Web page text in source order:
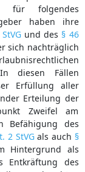
für folgendes
haben ihre
und des § 46
sich nachträglich
In diesen Fällen
Erfüllung aller
Erteilung der
Zweifel am
Befähigung des
2 StVGals auch §
Hintergrund als
Entkräftung des